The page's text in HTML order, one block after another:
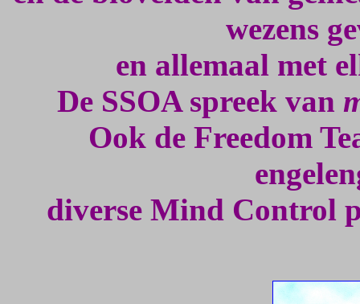
wezens
en allemaal met
De SSOA spreek van
Ook de Freedom
diverse Mind Control